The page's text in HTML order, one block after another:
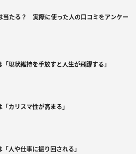
当たる？ 実際に使った人の口コミをアンケー
「現状維持を手放すと人生が飛躍する」
「カリスマ性が高まる」
人や仕事に振り回される」